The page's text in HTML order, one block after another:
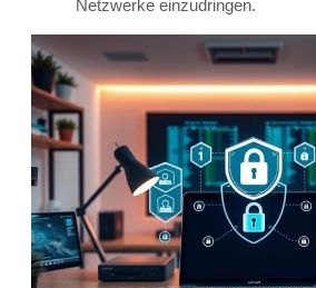
Netzwerke einzudringen.